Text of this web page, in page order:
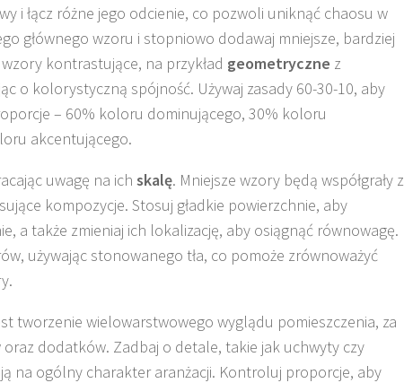
i łącz różne jego odcienie, co pozwoli uniknąć chaosu w
głównego wzoru i stopniowo dodawaj mniejsze, bardziej
kontrastujące, na przykład geometryczne z
o kolorystyczną spójność. Używaj zasady 60-30-10, aby
– 60% koloru dominującego, 30% koloru
akcentującego.
uwagę na ich skalę. Mniejsze wzory będą współgrały z
kompozycje. Stosuj gładkie powierzchnie, aby
a także zmieniaj ich lokalizację, aby osiągnąć równowagę.
używając stonowanego tła, co pomoże zrównoważyć
tworzenie wielowarstwowego wyglądu pomieszczenia, za
dodatków. Zadbaj o detale, takie jak uchwyty czy
na ogólny charakter aranżacji. Kontroluj proporcje, aby